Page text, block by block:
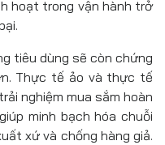
hoạt trong vận hành trở
tiêu dùng sẽ còn chứng
Thực tế ảo và thực tế
nghiệm mua sắm hoàn
minh bạch hóa chuỗi
xứ và chống hàng giả.